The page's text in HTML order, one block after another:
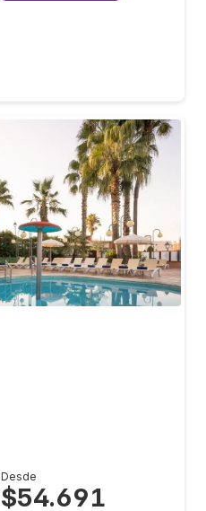
Desde
$54.691